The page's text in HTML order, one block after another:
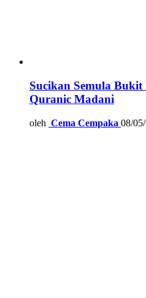
Sucikan Semula
Quranic Madani
oleh Cema Cempaka 08/